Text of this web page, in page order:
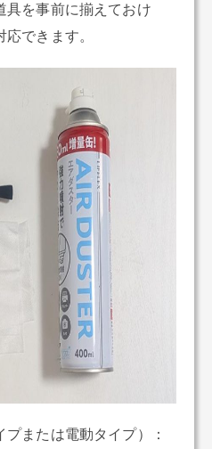
具を事前に揃えておけ
できます。
プまたは電動タイプ）：